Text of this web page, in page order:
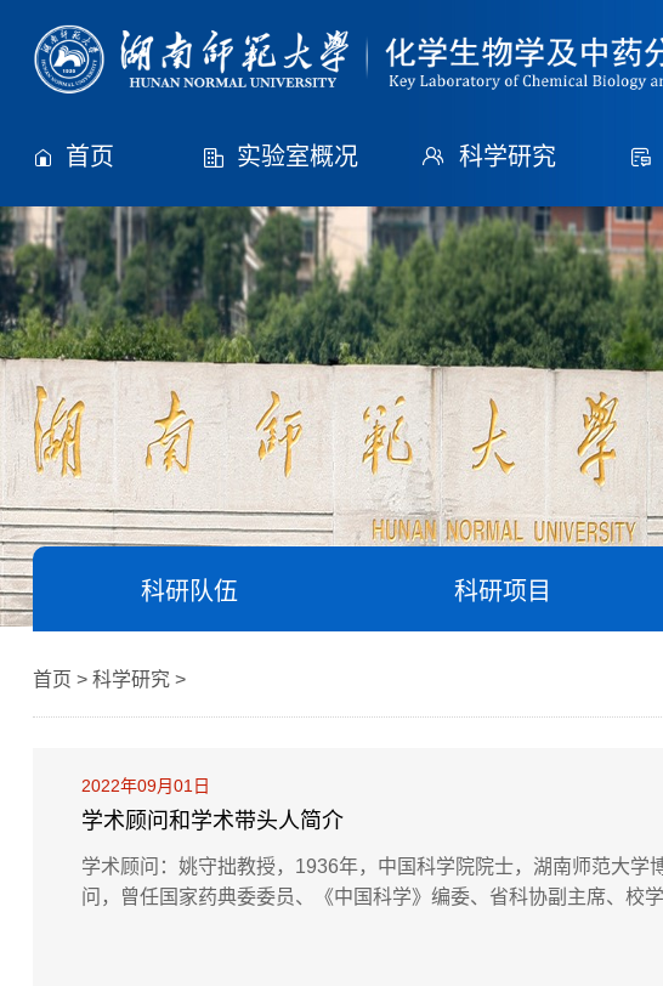
首页 实验室概况 科学研究
科研队伍 科研项目
首页 > 科学研究 >
2022年09月01日
学术顾问和学术带头人简介
学术顾问：姚守拙教授，1936年，中国科学院院士，湖南师范大
问，曾任国家药典委委员、《中国科学》编委、省科协副主席、校